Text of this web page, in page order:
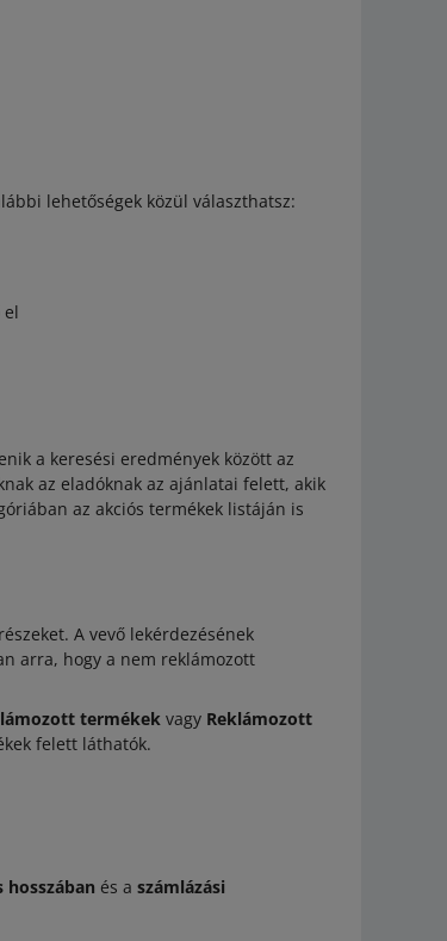
lehetőségek közül választhatsz:
el
a keresési eredmények között az
az eladóknak az ajánlatai felett, akik
az akciós termékek listáján is
A vevő lekérdezésének
arra, hogy a nem reklámozott
termékek vagy Reklámozott
felett láthatók.
hosszában és aszámlázási